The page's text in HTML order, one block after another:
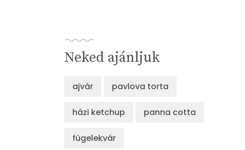
Neked ajánljuk
ajvár pavlova torta
házi ketchup panna cotta
fügelekvár